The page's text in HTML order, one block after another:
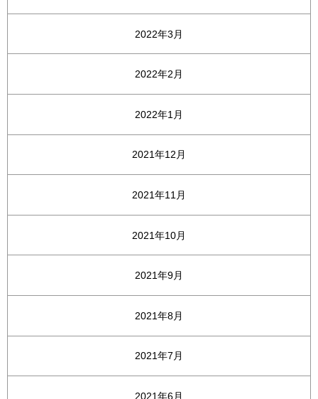
2022年3月
2022年2月
2022年1月
2021年12月
2021年11月
2021年10月
2021年9月
2021年8月
2021年7月
2021年6月